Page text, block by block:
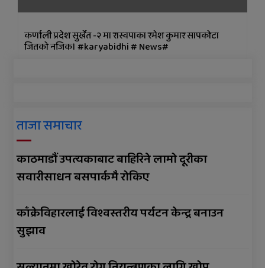
कर्णाली प्रदेश सुर्खेत -२ मा रास्वपाका रमेश कुमार सापकोटा
जितको नजिक। #karyabidhi # News#
ताजा समाचार
काठमाडौं उपत्यकाबाट बाहिरिने लामो दूरीका
सवारीसाधन बसपार्कमै रोकिए
काँक्रेविहारलाई विश्वस्तरीय पर्यटन केन्द्र बनाउन
सुझाव